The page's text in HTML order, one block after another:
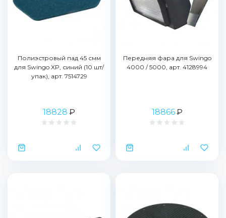
Полиэстровый пад 45 смм
для Swingo XP, синий (10 шт/
упак), арт. 7514729
18828 ₽
Передняя фара для Swingo
4000 / 5000, арт. 4128994
18866₽